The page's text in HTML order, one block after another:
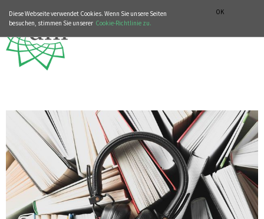
OK
Diese Webseite verwendet Cookies. Wenn Sie unsere Seiten
besuchen, stimmen Sie unserer Cookie-Richtlinie zu.